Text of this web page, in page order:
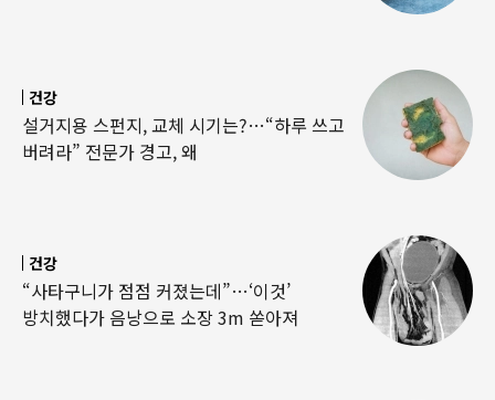
건강
설거지용 스펀지, 교체 시기는?…“하루 쓰고
버려라” 전문가 경고, 왜
건강
“사타구니가 점점 커졌는데”…‘이것’
방치했다가 음낭으로 소장 3m 쏟아져